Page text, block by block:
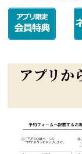
アプリか